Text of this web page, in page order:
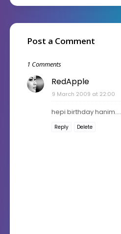
Post a Comment
1 Comments
RedApple
9 March 2009 at 22:00
hepi birthday hanim....
Reply Delete